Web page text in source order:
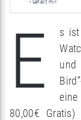
Gefällt mir:
E
s ist
und
80,00€